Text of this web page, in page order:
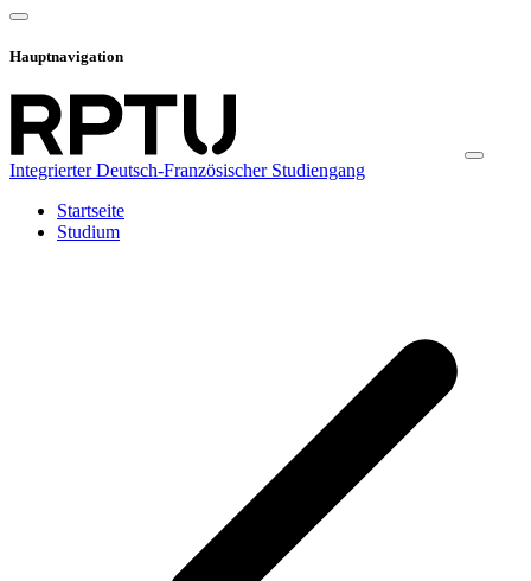
Hauptnavigation
Integrierter Deutsch-Französischer Studiengang
Startseite
Studium